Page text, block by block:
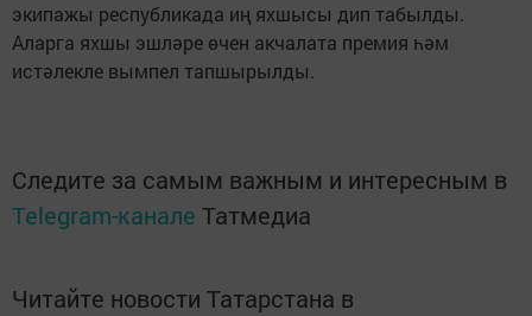
экипажы республикада иң яхшысы дип табылды.
Аларга яхшы эшләре өчен акчалата премия һәм
истәлекле вымпел тапшырылды.
Следите за самым важным и интересным в
Telegram-канале Татмедиа
Читайте новости Татарстана в